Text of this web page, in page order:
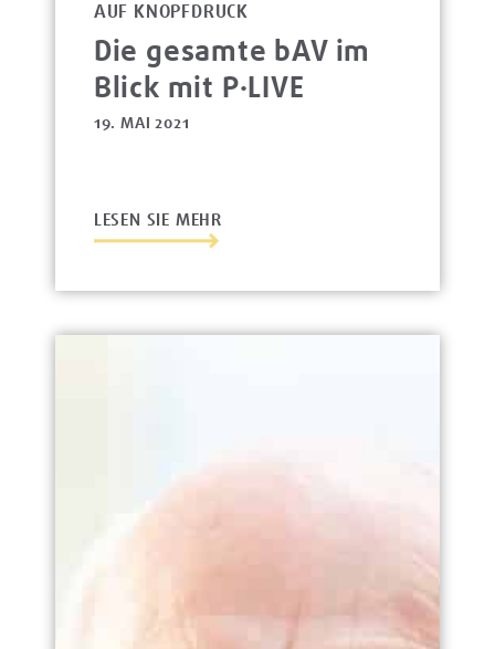
AUF KNOPFDRUCK
Die gesamte bAV im
Blick mit P·LIVE
19. MAI 2021
LESEN SIE MEHR